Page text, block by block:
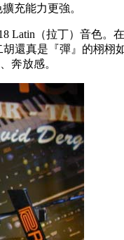
充能力更強。
Latin（拉丁）音色
還真是『彈』的栩
奔放感。